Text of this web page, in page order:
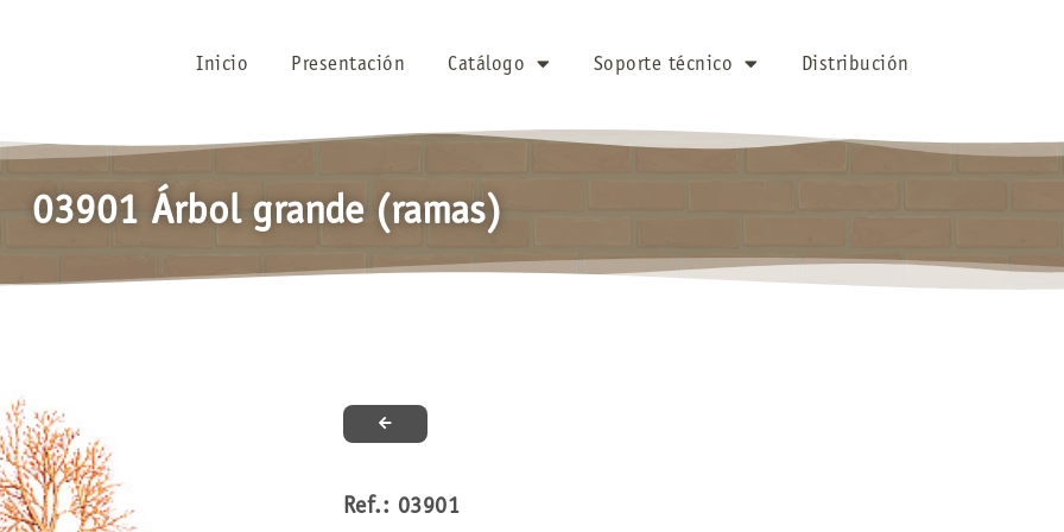
Inicio Presentación Catálogo Soporte técnico Distribución
03901 Árbol grande (ramas)
Ref.: 03901